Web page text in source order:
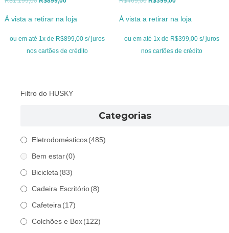
era:
R$1.199,00.
atual
é:
R$899,00.
À vista a retirar na loja
ou em até 1x de R$899,00 s/ juros
nos cartões de crédito
era:
R$469,00.
atual
é:
R$399,00.
À vista a retirar na loja
ou em até 1x de R$399,00 s/ juros
nos cartões de crédito
Filtro do HUSKY
Categorias
Eletrodomésticos (485)
Bem estar (0)
Bicicleta (83)
Cadeira Escritório (8)
Cafeteira (17)
Colchões e Box (122)